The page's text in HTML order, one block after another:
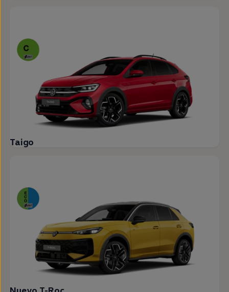
Taigo